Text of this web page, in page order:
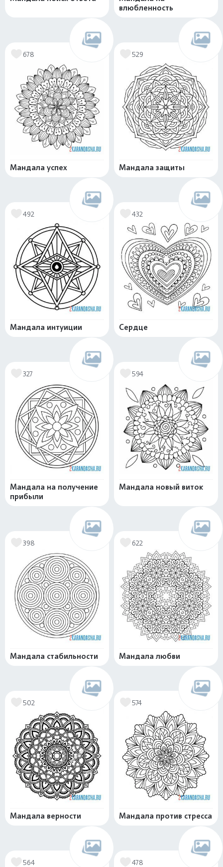
влюбленность
678
Мандала успех
529
Мандала защиты
492
Мандала интуиции
432
Сердце
327
Мандала на получение
прибыли
594
Мандала новый виток
398
Мандала стабильности
622
Мандала любви
502
Мандала верности
574
Мандала против стресса
564 478